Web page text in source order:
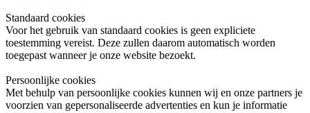
Standaard cookies
Voor het gebruik van standaard cookies is geen expliciete
toestemming vereist. Deze zullen daarom automatisch worden
toegepast wanneer je onze website bezoekt.
Persoonlijke cookies
Met behulp van persoonlijke cookies kunnen wij en onze partners je
voorzien van gepersonaliseerde advertenties en kun je informatie